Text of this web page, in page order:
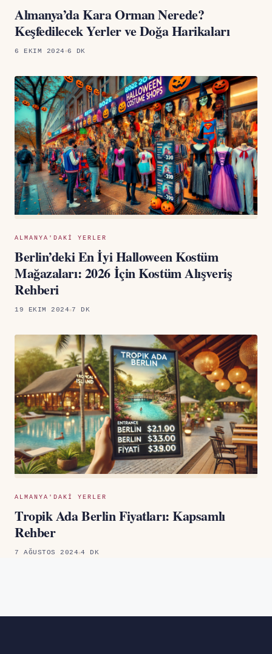
Almanya’da Kara Orman Nerede?
Keşfedilecek Yerler ve Doğa Harikaları
6 EKIM 2024 6 DK
ALMANYA'DAKI YERLER
Berlin’deki En İyi Halloween Kostüm
Mağazaları: 2026 İçin Kostüm Alışveriş
Rehberi
19 EKIM 2024 7 DK
ALMANYA'DAKI YERLER
Tropik Ada Berlin Fiyatları: Kapsamlı
Rehber
7 AĞUSTOS 2024 4 DK